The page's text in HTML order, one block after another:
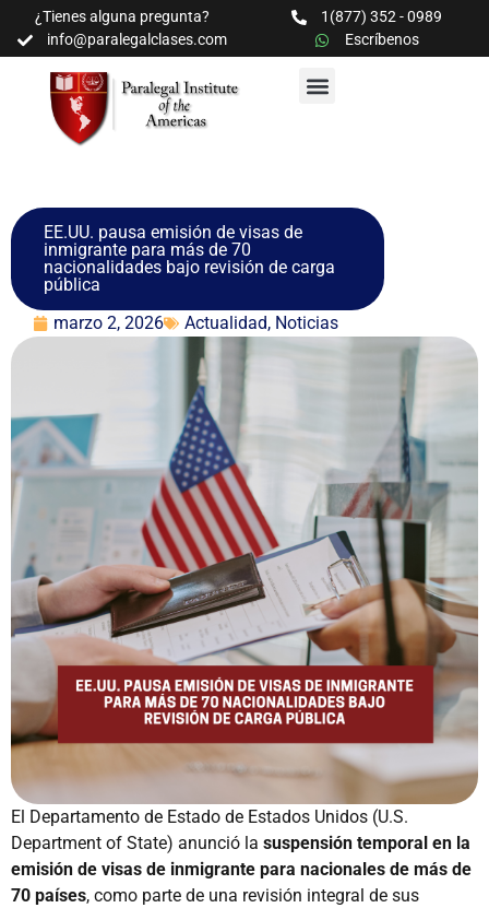
¿Tienes alguna pregunta?
1(877) 352 - 0989
info@paralegalclases.com
Escríbenos
EE.UU. pausa emisión de visas de
inmigrante para más de 70
nacionalidades bajo revisión de carga
pública
marzo 2, 2026
Actualidad, Noticias
El Departamento de Estado de Estados Unidos (U.S.
Department of State) anunció la suspensión temporal en la
emisión de visas de inmigrante para nacionales de más de
70 países, como parte de una revisión integral de sus